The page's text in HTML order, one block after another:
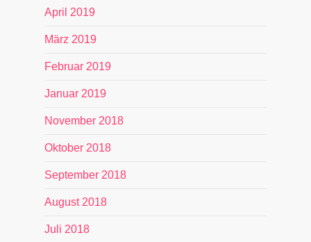
April 2019
März 2019
Februar 2019
Januar 2019
November 2018
Oktober 2018
September 2018
August 2018
Juli 2018